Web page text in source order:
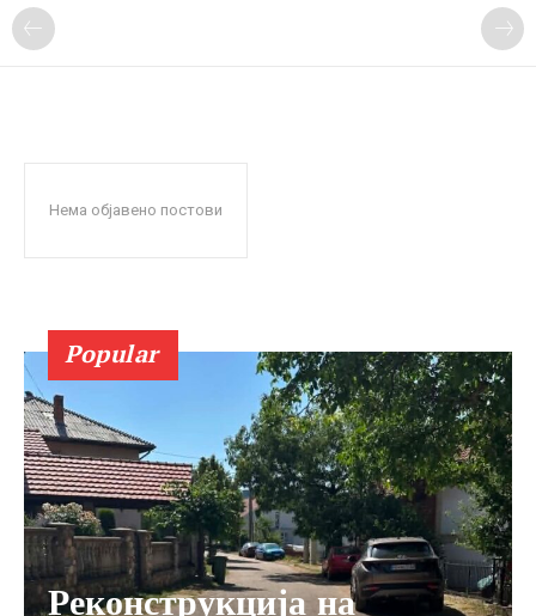
Нема објавено постови
Popular
Реконструкција на